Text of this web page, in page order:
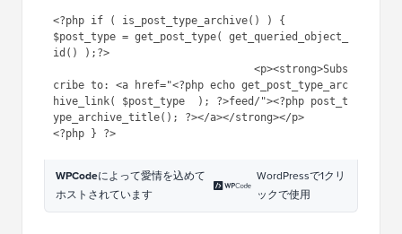
<?php if ( is_post_type_archive() ) {
$post_type = get_post_type( get_queried_object_
id() );?>
cribe to: <a href="<?php echo get_post_type_arc
hive_link( $post_type  ); ?>feed/"><?php post_t
ype_archive_title(); ?></a></strong></p>
WPCodeによって愛情を込めて
ホストされています
WordPressで1クリ
ックで使用